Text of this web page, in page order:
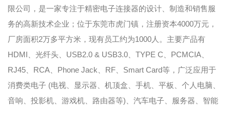
限公司，是一家专注于精密电子连接器的设计、制造和销售服
务的高新技术企业；位于东莞市虎门镇，注册资本4000万元，
厂房面积2万多平方米，现有员工约为1000人。主要产品有
HDMI、光纤头、USB2.0 & USB3.0、TYPE C、PCMCIA、
RJ45、RCA、Phone Jack、RF、Smart Card等，广泛应用于
消费类电子 (电视、显示器、机顶盒、手机、平板、个人电脑、
音响、投影机、游戏机、路由器等)、汽车电子、服务器、智能